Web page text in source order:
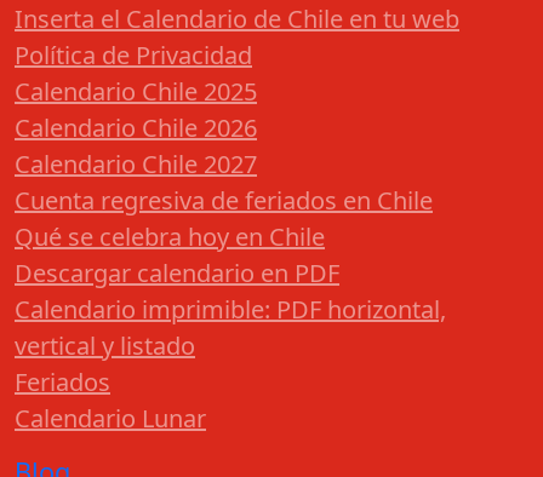
Inserta el Calendario de Chile en tu web
Política de Privacidad
Calendario Chile 2025
Calendario Chile 2026
Calendario Chile 2027
Cuenta regresiva de feriados en Chile
Qué se celebra hoy en Chile
Descargar calendario en PDF
Calendario imprimible: PDF horizontal,
vertical y listado
Feriados
Calendario Lunar